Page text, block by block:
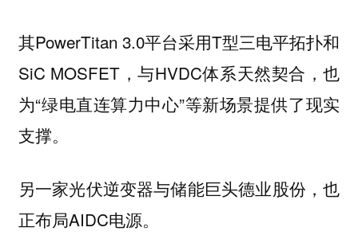
其PowerTitan 3.0平台采用T型三电平拓扑和
SiC MOSFET，与HVDC体系天然契合，也
为“绿电直连算力中心”等新场景提供了现实
支撑。
另一家光伏逆变器与储能巨头德业股份，也
正布局AIDC电源。